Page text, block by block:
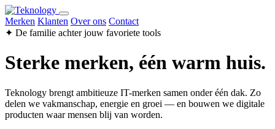
Merken Klanten Over ons Contact
✦ De familie achter jouw favoriete tools
Sterke merken, één warm huis.
Teknology brengt ambitieuze IT-merken samen onder één dak. Zo
delen we vakmanschap, energie en groei — en bouwen we digitale
producten waar mensen blij van worden.